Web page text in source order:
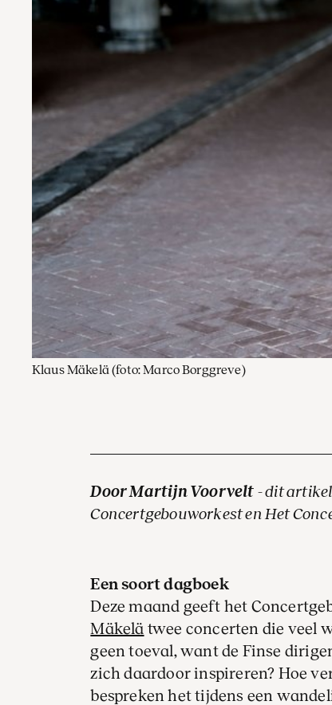
Klaus Mäkelä (foto: Marco Borggreve)
Door Martijn Voorvelt - dit
Concertgebouworkest en Het
Een soort dagboek
Deze maand geeft het
Mäkelä twee concerten die veel
geen toeval, want de Finse
zich daardoor inspireren? Hoe
bespreken het tijdens een